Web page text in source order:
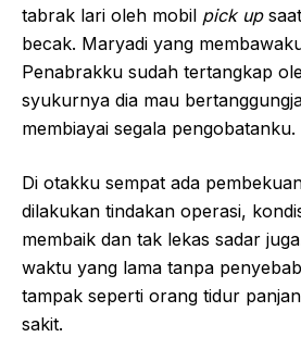
tabrak lari oleh mobil pick up
becak. Maryadi yang
Penabrakku sudah tertangkap
syukurnya dia mau
membiayai segala pengobatanku.
Di otakku sempat ada
dilakukan tindakan operasi,
membaik dan tak lekas sadar
waktu yang lama tanpa
tampak seperti orang tidur
sakit.